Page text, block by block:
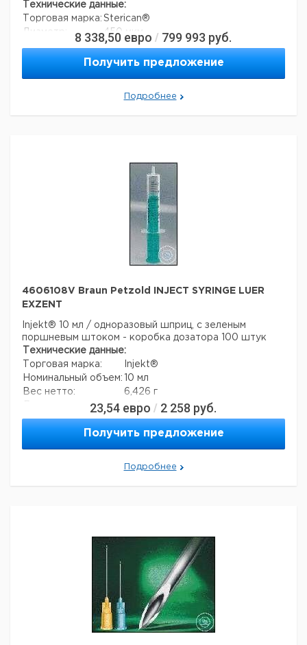
Технические данные:
Торговая марка: Sterican®
Диаметр:
450 мкм
25 мм
1,4 г
Страна происхождения:Малайзия
8 338,50 евро / 799 993 руб.
Получить предложение
Подробнее
4606108V Braun Petzold INJECT SYRINGE LUER
EXZENT
Injekt® 10 мл / одноразовый шприц, с зеленым
поршневым штоком - коробка дозатора 100 штук
Технические данные:
Торговая марка:
Injekt®
Номинальный объем:
10 мл
Вес нетто:
6,426 г
Данные для перевозки (реальные данные могут
отличаться)
Страна происхождения: Германия
23,54 евро / 2 258 руб.
Получить предложение
Подробнее